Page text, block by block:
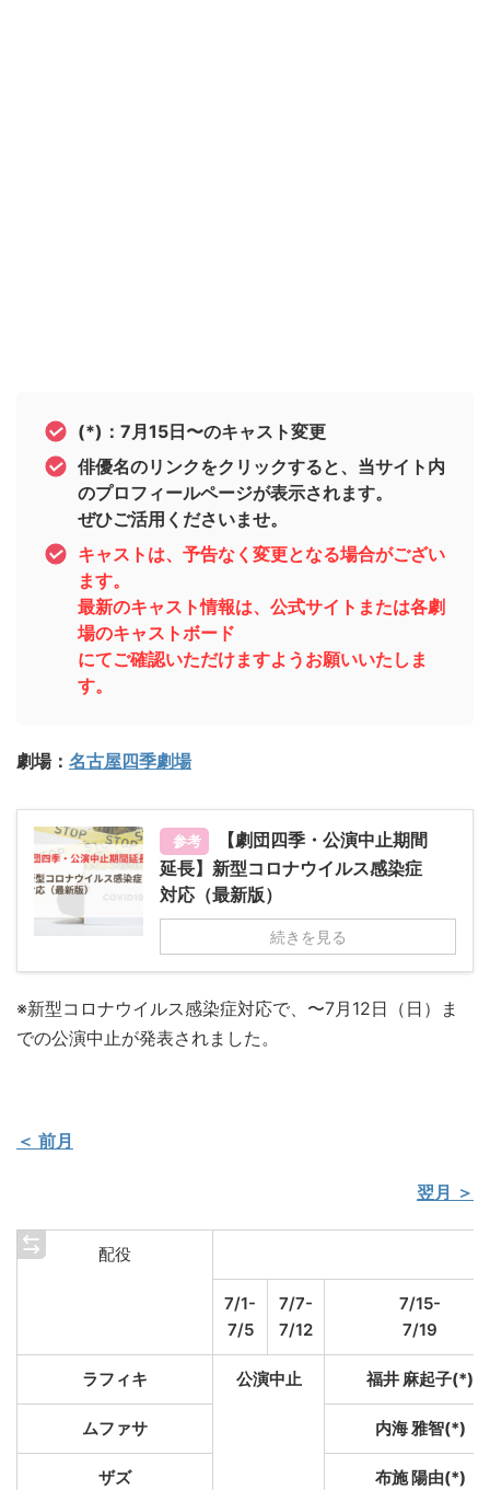
(*)：7月15日〜のキャスト変更
俳優名のリンクをクリックすると、当サイト内
のプロフィールページが表示されます。
ぜひご活用くださいませ。
キャストは、予告なく変更となる場合がござい
ます。
最新のキャスト情報は、公式サイトまたは各劇
場のキャストボード
にてご確認いただけますようお願いいたしま
す。
劇場： 名古屋四季劇場
参考
【劇団四季・公演中止期間
延長】新型コロナウイルス感染症
対応（最新版）
続きを見る
※新型コロナウイルス感染症対応で、〜7月12日（日）ま
での公演中止が発表されました。
＜ 前月
翌月 ＞
配役
7/1-
7/5
7/7-
7/12
7/15-
7/19
ラフィキ 公演中止 福井 麻起子(*)
ムファサ 内海 雅智(*)
ザズ 布施 陽由(*)